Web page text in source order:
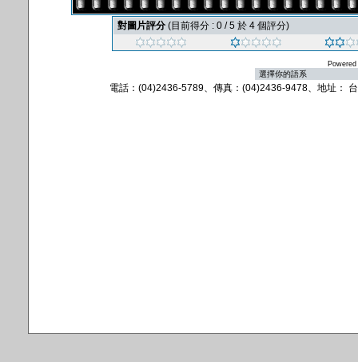
對圖片評分 (目前得分 : 0 / 5 於 4 個評分)
電話：(04)2436-5789、傳真：(04)2436-9478、地址：